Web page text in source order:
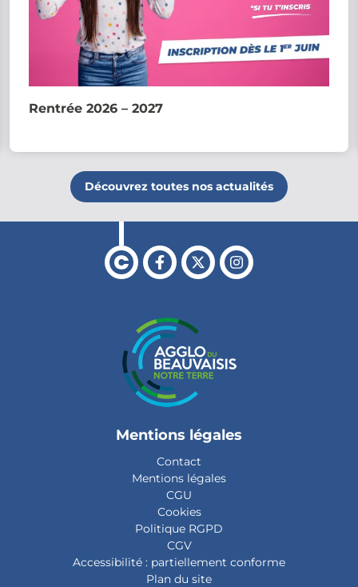
Rentrée 2026 – 2027
Découvrez toutes nos actualités
Retour en haut de page
Facebook
X Instagram
Mentions légales
Contact
Mentions légales
CGU
Cookies
Politique RGPD
CGV
Accessibilité : partiellement conforme
Plan du site